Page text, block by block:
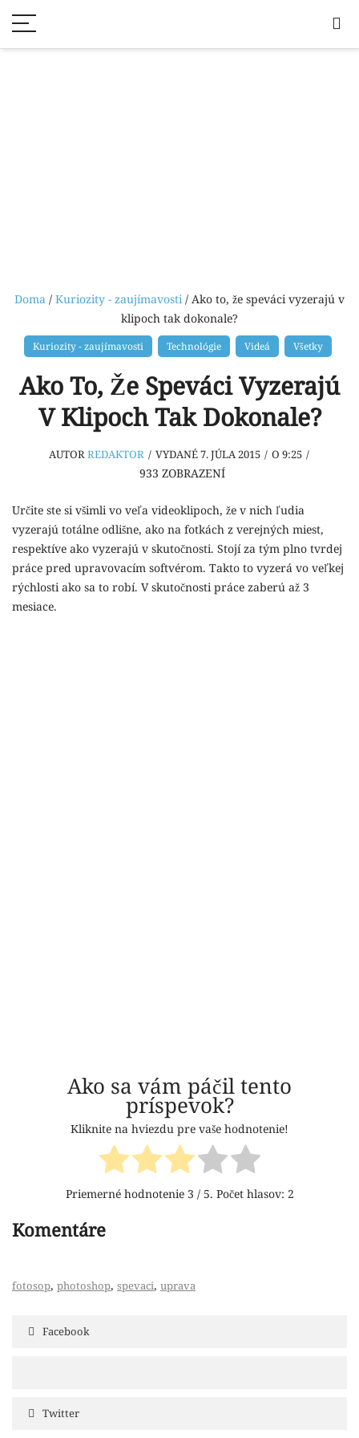
Doma / Kuriozity - zaujímavosti/ Ako to, že speváci vyzerajú v
klipoch tak dokonale?
Kuriozity - zaujímavosti Technológie Videá Všetky
Ako To, Že Speváci Vyzerajú
V Klipoch Tak Dokonale?
AUTORREDAKTOR / VYDANÉ 7. JÚLA 2015 / O 9:25 /
933 ZOBRAZENÍ
Určite ste si všimli vo veľa videoklipoch, že v nich ľudia
vyzerajú totálne odlišne, ako na fotkách z verejných miest,
respektíve ako vyzerajú v skutočnosti. Stojí za tým plno tvrdej
práce pred upravovacím softvérom. Takto to vyzerá vo veľkej
rýchlosti ako sa to robí. V skutočnosti práce zaberú až 3
mesiace.
Ako sa vám páčil tento
príspevok?
Kliknite na hviezdu pre vaše hodnotenie!
Priemerné hodnotenie 3 / 5. Počet hlasov: 2
Komentáre
fotosop, photoshop, spevaci, uprava
Facebook
Twitter